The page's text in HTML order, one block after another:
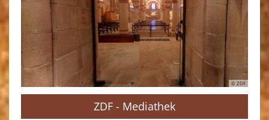
© ZDF
ZDF - Mediathek